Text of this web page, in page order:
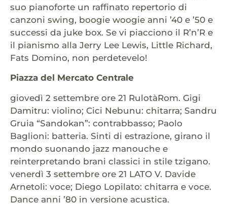
suo pianoforte un raffinato repertorio di
canzoni swing, boogie woogie anni ’40 e ’50 e
successi da juke box. Se vi piacciono il R’n’R e
il pianismo alla Jerry Lee Lewis, Little Richard,
Fats Domino, non perdetevelo!
Piazza del Mercato Centrale
giovedì 2 settembre ore 21 RulotàRom. Gigi
Damitru: violino; Cici Nebunu: chitarra; Sandru
Gruia “Sandokan”: contrabbasso; Paolo
Baglioni: batteria. Sinti di estrazione, girano il
mondo suonando jazz manouche e
reinterpretando brani classici in stile tzigano.
venerdì 3 settembre ore 21 LATO V. Davide
Arnetoli: voce; Diego Lopilato: chitarra e voce.
Dance anni ’80 in versione acustica.